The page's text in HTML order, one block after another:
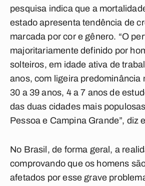
pesquisa indica que a
estado apresenta tendência de
marcada por cor e gênero. “O
majoritariamente definido por
solteiros, em idade ativa de
anos, com ligeira predominância
30 a 39 anos, 4 a 7 anos de
das duas cidades mais
Pessoa e Campina Grande”, diz
No Brasil, de forma geral, a
comprovando que os homens
afetados por esse grave